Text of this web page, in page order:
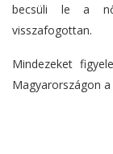
becsüli le a
visszafogottan.
Mindezeket
Magyarországon